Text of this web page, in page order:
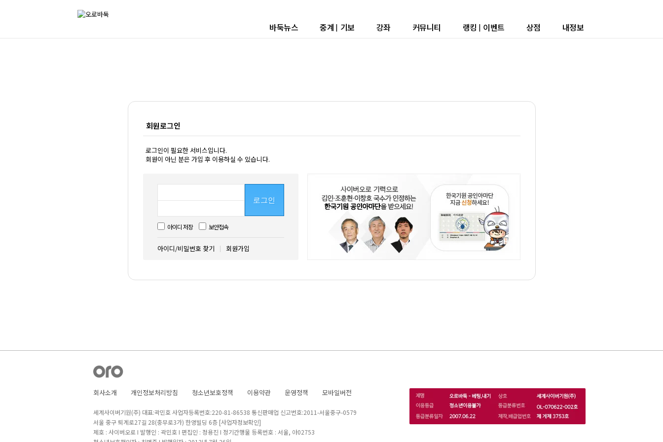
바둑뉴스 중계 | 기보 강좌 커뮤니티 랭킹 | 이벤트 상점 내정보
회원로그인
로그인이 필요한 서비스입니다.
회원이 아닌 분은 가입 후 이용하실 수 있습니다.
로그인
아이디 저장 보안접속
아이디/비밀번호 찾기 회원가입
회사소개 개인정보처리방침 청소년보호정책 이용약관 운영정책 모바일버전
세계사이버기원(주) 대표:곽민호 사업자등록번호:220-81-86538 통신판매업 신고번호:2011-서울중구-0579
서울 중구 퇴계로27길 28(충무로3가) 한영빌딩 6층 [사업자정보확인]
제호 : 사이버오로 I 발행인 : 곽민호 I 편집인 : 정용진 I 정기간행물 등록번호 : 서울, 아02753